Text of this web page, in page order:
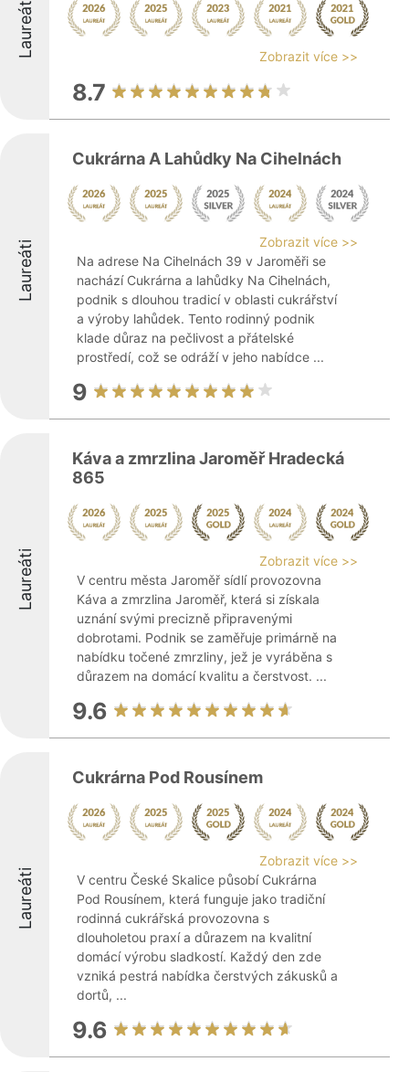
Laureáti Zobrazit více >>
8.7
Laureáti
Cukrárna A Lahůdky Na Cihelnách
Zobrazit více >>
Na adrese Na Cihelnách 39 v Jaroměři se
nachází Cukrárna a lahůdky Na Cihelnách,
podnik s dlouhou tradicí v oblasti cukrářství
a výroby lahůdek. Tento rodinný podnik
klade důraz na pečlivost a přátelské
prostředí, což se odráží v jeho nabídce ...
9
Laureáti
Káva a zmrzlina Jaroměř Hradecká
865
Zobrazit více >>
V centru města Jaroměř sídlí provozovna
Káva a zmrzlina Jaroměř, která si získala
uznání svými precizně připravenými
dobrotami. Podnik se zaměřuje primárně na
nabídku točené zmrzliny, jež je vyráběna s
důrazem na domácí kvalitu a čerstvost. ...
9.6
Laureáti
Cukrárna Pod Rousínem
Zobrazit více >>
V centru České Skalice působí Cukrárna
Pod Rousínem, která funguje jako tradiční
rodinná cukrářská provozovna s
dlouholetou praxí a důrazem na kvalitní
domácí výrobu sladkostí. Každý den zde
vzniká pestrá nabídka čerstvých zákusků a
dortů, ...
9.6